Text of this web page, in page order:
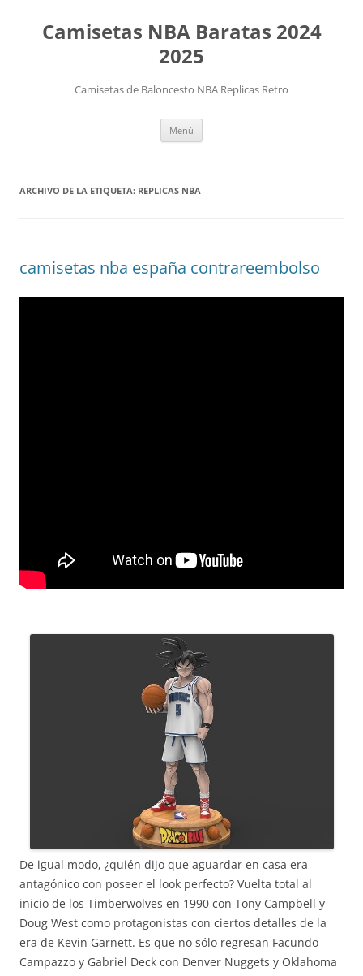
Camisetas NBA Baratas 2024
2025
Camisetas de Baloncesto NBA Replicas Retro
Menú
ARCHIVO DE LA ETIQUETA: REPLICAS NBA
camisetas nba españa contrareembolso
De igual modo, ¿quién dijo que aguardar en casa era
antagónico con poseer el look perfecto? Vuelta total al
inicio de los Timberwolves en 1990 con Tony Campbell y
Doug West como protagonistas con ciertos detalles de la
era de Kevin Garnett. Es que no sólo regresan Facundo
Campazzo y Gabriel Deck con Denver Nuggets y Oklahoma